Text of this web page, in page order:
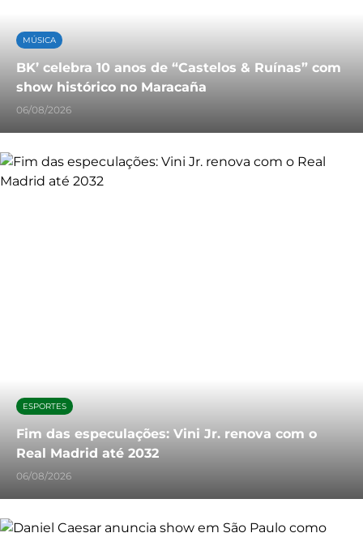
MÚSICA
BK’ celebra 10 anos de “Castelos & Ruínas” com
show histórico no Maracaña
06/08/2026
ESPORTES
Fim das especulações: Vini Jr. renova com o
Real Madrid até 2032
06/08/2026